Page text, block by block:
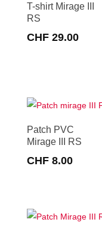
T-shirt Mirage III
RS
CHF29.00
plusieurs
Les
options
peuvent
sur
Patch PVC
Mirage III RS
CHF8.00